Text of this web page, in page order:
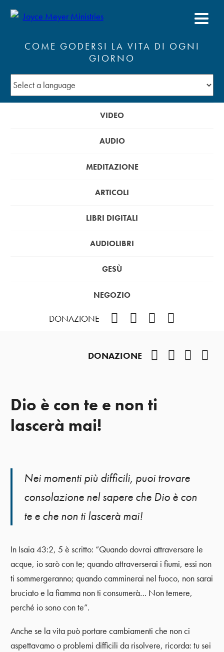
COME GODERSI LA VITA DI OGNI
GIORNO
VIDEO
AUDIO
MEDITAZIONE
ARTICOLI
LIBRI DIGITALI
AUDIOLIBRI
GESÙ
NEGOZIO
DONAZIONE
DONAZIONE
Dio è con te e non ti
lascerà mai!
Nei momenti più difficili, puoi trovare
consolazione nel sapere che Dio è con
te e che non ti lascerà mai!
In Isaia 43:2, 5 è scritto: “Quando dovrai attraversare le
acque, io sarò con te; quando attraverserai i fiumi, essi non
ti sommergeranno; quando camminerai nel fuoco, non sarai
bruciato e la fiamma non ti consumerà… Non temere,
perché io sono con te”.
Anche se la vita può portare cambiamenti che non ci
aspettavamo o problemi difficili da risolvere, ricorda: tu sei